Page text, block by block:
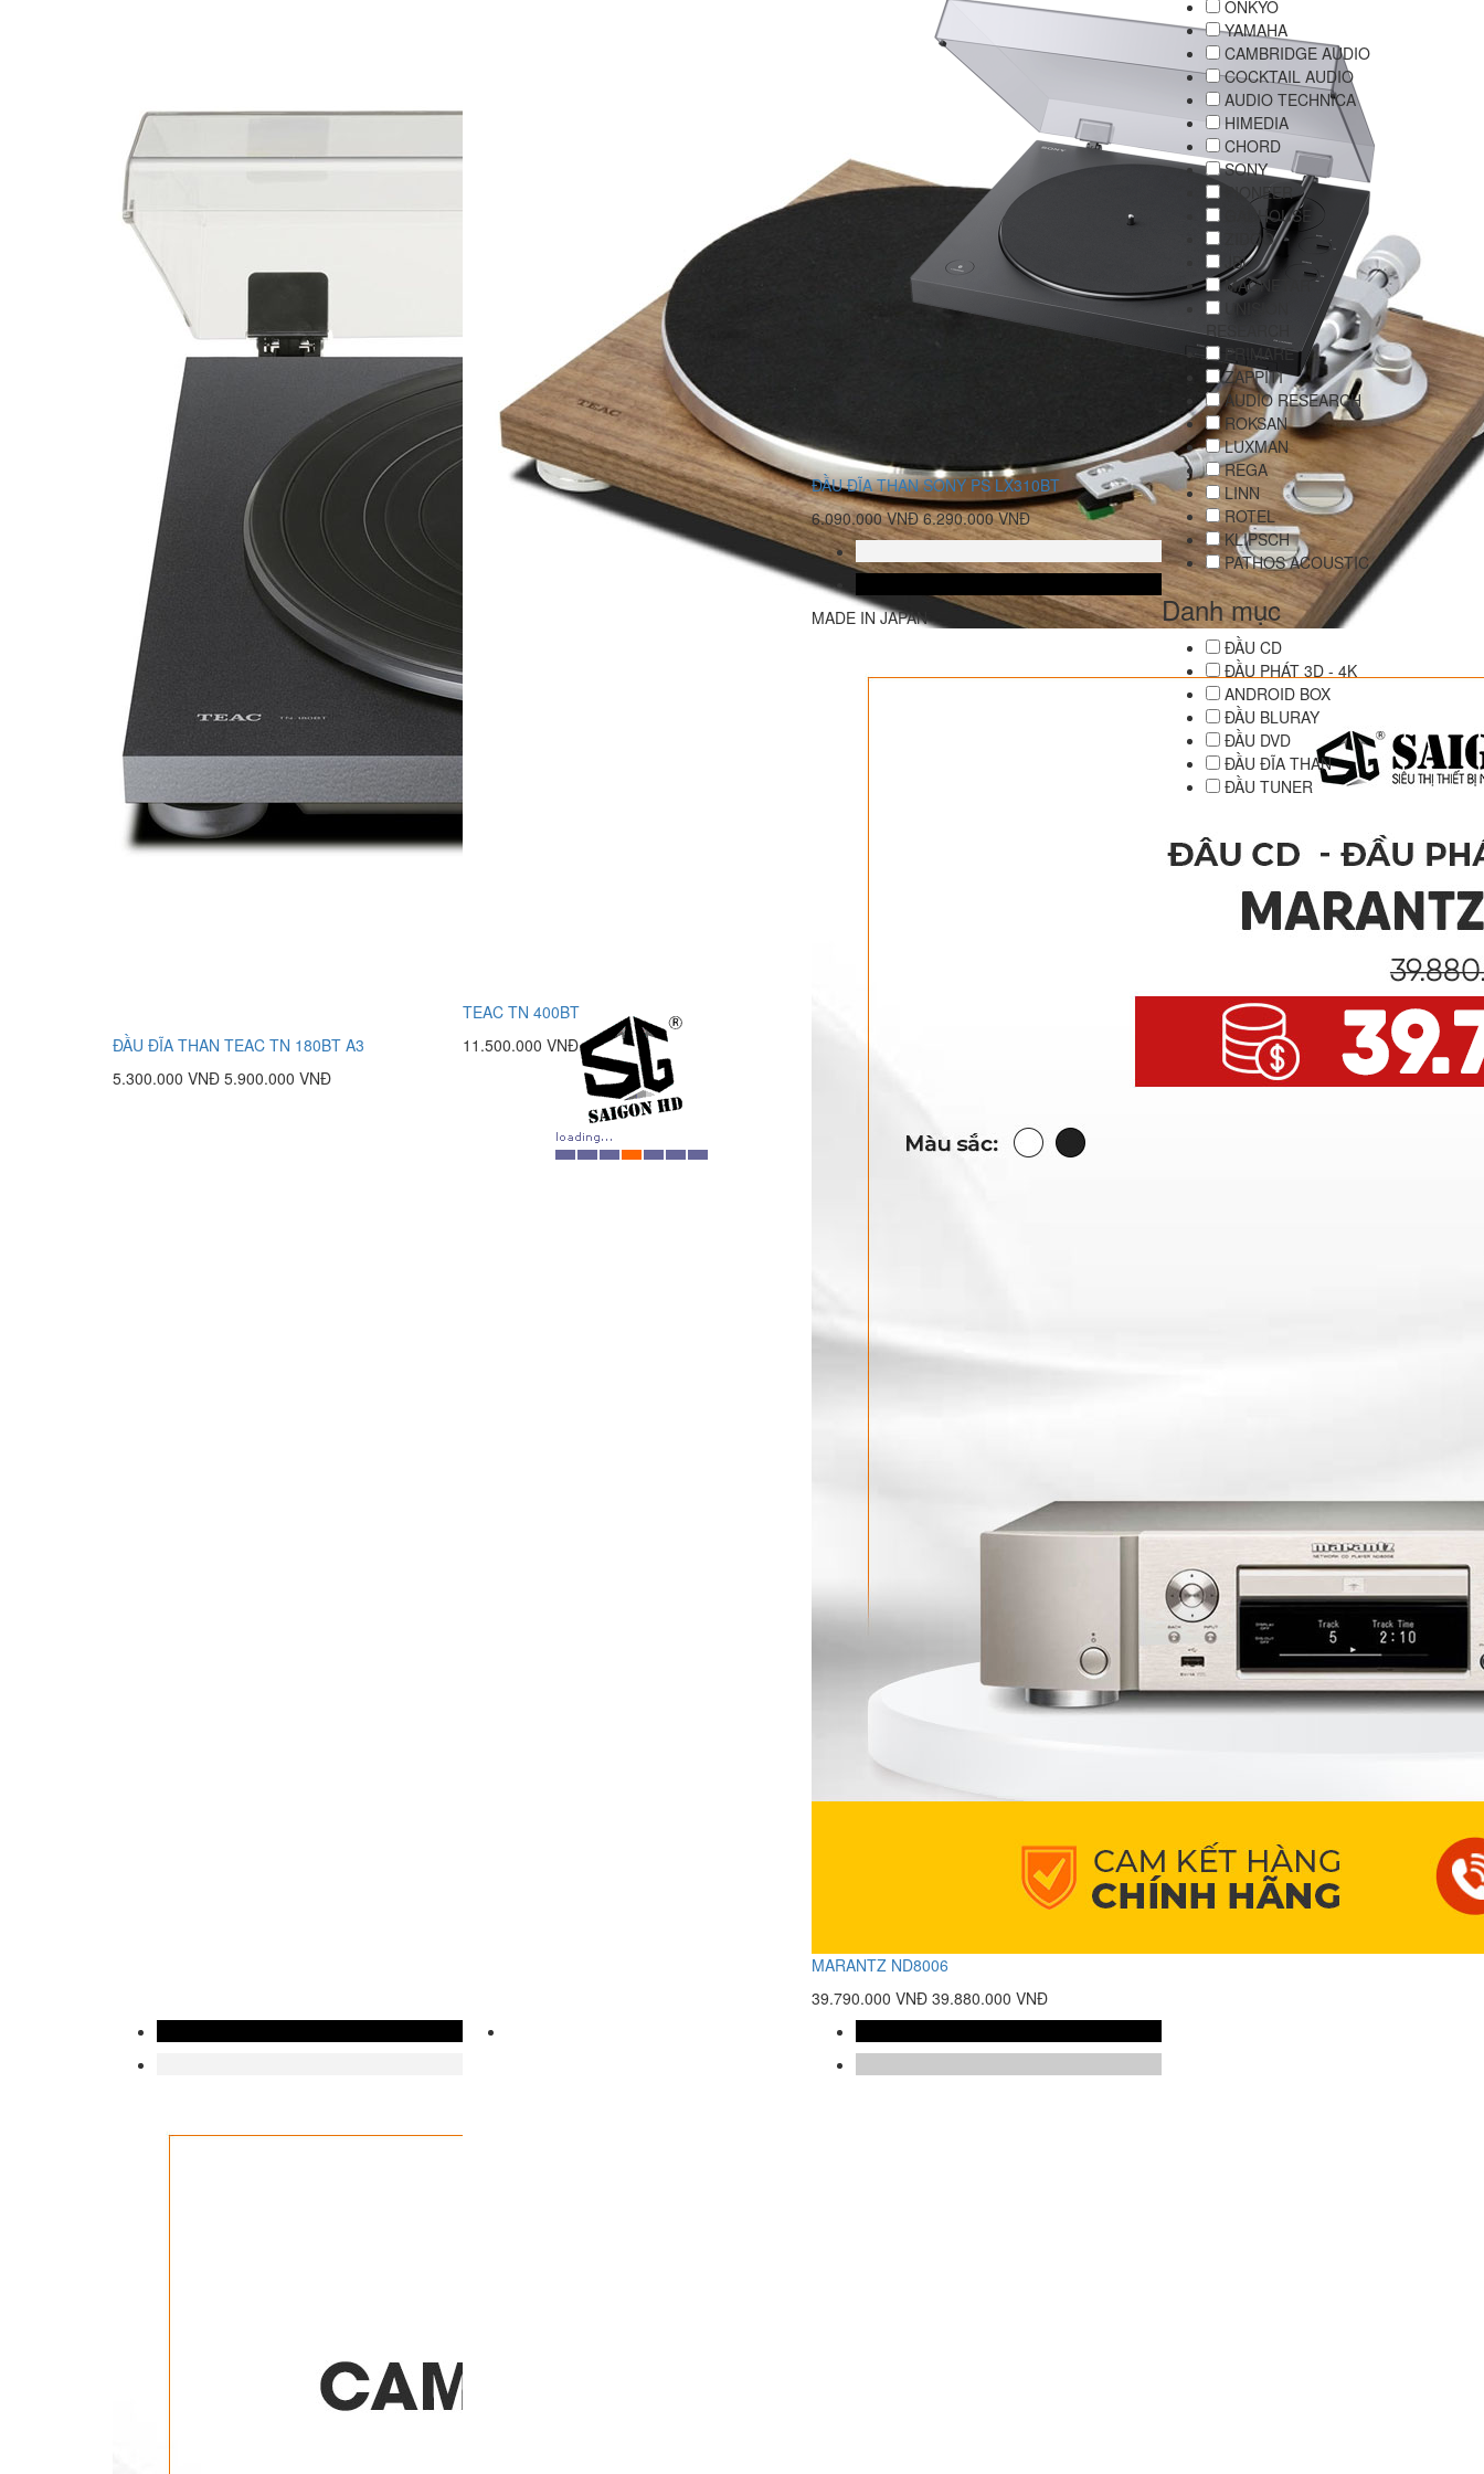
ĐẦU ĐĨA THAN TEAC TN 180BT A3
5.300.000 VNĐ 5.900.000 VNĐ
TEAC TN 400BT
11.500.000 VNĐ
ĐẦU ĐĨA THAN SONY PS LX310BT
6.090.000 VNĐ 6.290.000 VNĐ
MADE IN JAPAN
MARANTZ ND8006
39.790.000 VNĐ 39.880.000 VNĐ
ONKYO
YAMAHA
CAMBRIDGE AUDIO
COCKTAIL AUDIO
AUDIO TECHNICA
HIMEDIA
CHORD
SONY
PIONEER
GADHOUSE
ZIDOO
JBL
MAGNETAR
RESEARCH
PRIMARE
ZAPPITI
AUDIO RESEARCH
ROKSAN
LUXMAN
REGA
LINN
ROTEL
KLIPSCH
PATHOS ACOUSTIC
Danh mục
ĐẦU CD
ĐẦU PHÁT 3D - 4K
ANDROID BOX
ĐẦU BLURAY
ĐẦU DVD
ĐẦU ĐĨA THAN
ĐẦU TUNER